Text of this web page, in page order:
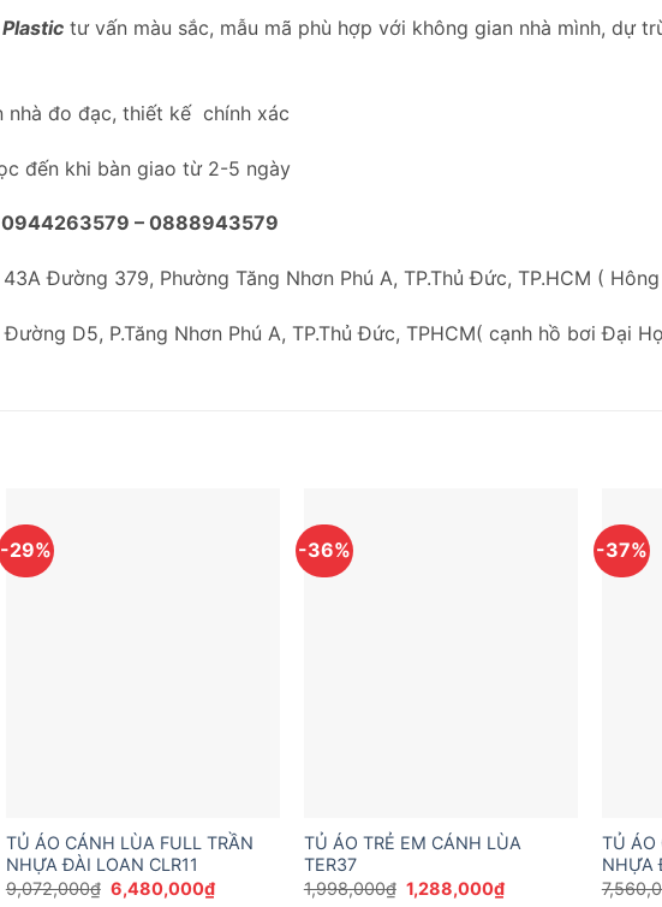
tư vấn màu sắc, mẫu mã phù hợp với không gian nhà mình, dự
nhà đo đạc, thiết kế chính xác
đến khi bàn giao từ 2-5 ngày
0944263579 – 0888943579
Đường 379, Phường Tăng Nhơn Phú A, TP.Thủ Đức, TP.HCM (
D5, P.Tăng Nhơn Phú A, TP.Thủ Đức, TPHCM( cạnh hồ bơi Đại
-29%
TỦ ÁO CÁNH LÙA FULL TRẦN
NHỰA ĐÀI LOAN CLR11
9,072,000₫ Giá
6,480,000₫Giá
-36%
TỦ ÁO TRẺ EM CÁNH LÙA
TER37
1,998,000₫ Giá
1,288,000₫Giá
-37%
TỦ ÁO
NHỰA